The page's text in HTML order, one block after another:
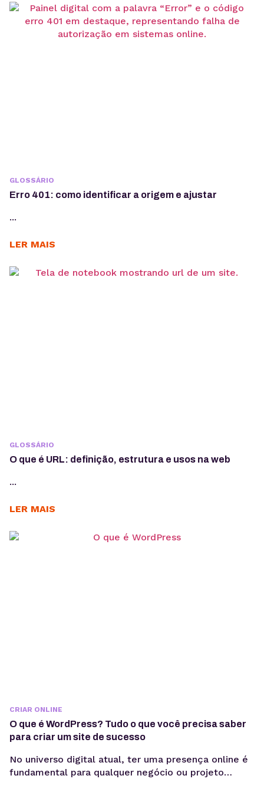
GLOSSÁRIO
Erro 401: como identificar a origem e ajustar
...
LER MAIS
GLOSSÁRIO
O que é URL: definição, estrutura e usos na web
...
LER MAIS
CRIAR ONLINE
O que é WordPress? Tudo o que você precisa saber
para criar um site de sucesso
No universo digital atual, ter uma presença online é
fundamental para qualquer negócio ou projeto